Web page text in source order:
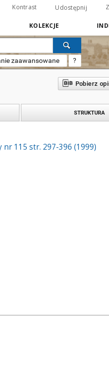
Kontrast Udostępnij
KOLEKCJE
zaawansowane ?
Pobierz
STRUKTURA
nr 115 str. 297-396 (1999)